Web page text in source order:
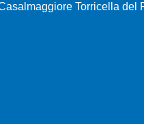
Torricella del